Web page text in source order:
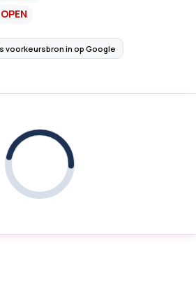
voorkeursbron in op Google